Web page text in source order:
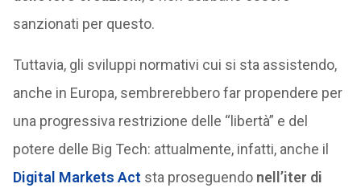
sanzionati per questo.
Tuttavia, gli sviluppi normativi cui si sta assistendo,
anche in Europa, sembrerebbero far propendere per
una progressiva restrizione delle “libertà” e del
potere delle Big Tech: attualmente, infatti, anche il
Digital Markets Act sta proseguendo nell’iter di